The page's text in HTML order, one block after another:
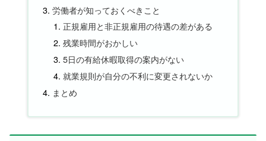
労働者が知っておくべきこと
正規雇用と非正規雇用の待遇の差がある
残業時間がおかしい
5日の有給休暇取得の案内がない
就業規則が自分の不利に変更されないか
まとめ